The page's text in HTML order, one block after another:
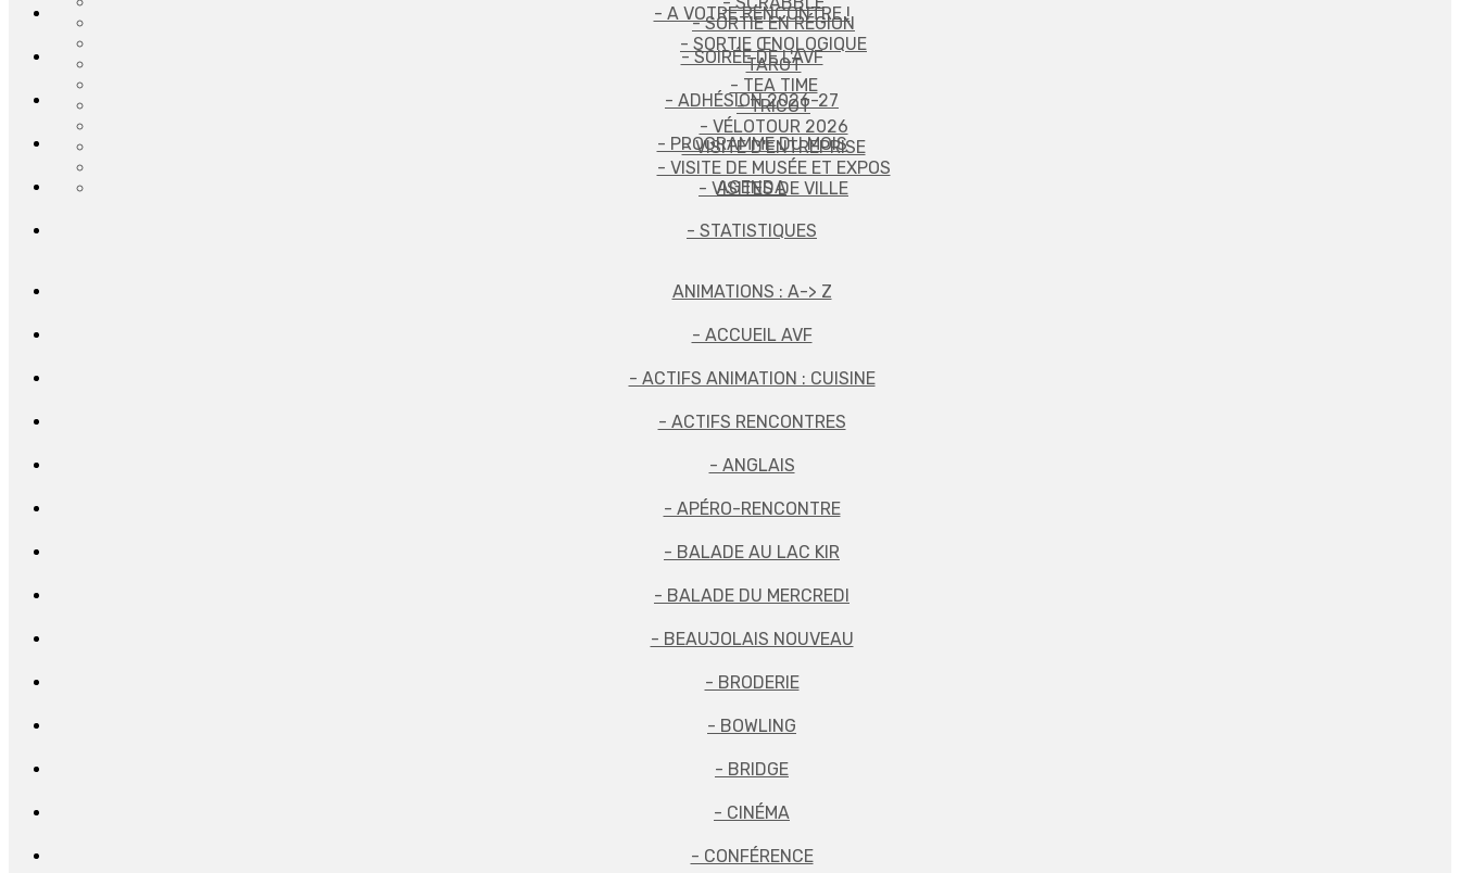
- SORTIE EN RÉGION
- SORTIE ŒNOLOGIQUE
TAROT
- TEA TIME
- TRICOT
- VÉLOTOUR 2026
- VISITE D'ENTREPRISE
- VISITE DE MUSÉE ET EXPOS
- VISITES DE VILLE
- A VOTRE RENCONTRE !
- SOIRÉE DE L'AVF
- ADHÉSION 2026-27
- PROGRAMME DU MOIS
AGENDA
- STATISTIQUES
ANIMATIONS : A-> Z
- ACCUEIL AVF
- ACTIFS ANIMATION : CUISINE
- ACTIFS RENCONTRES
- ANGLAIS
- APÉRO-RENCONTRE
- BALADE AU LAC KIR
- BALADE DU MERCREDI
- BEAUJOLAIS NOUVEAU
- BRODERIE
- BOWLING
- BRIDGE
- CINÉMA
- CONFÉRENCE